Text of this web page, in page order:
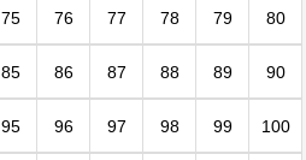
75 76 77 78 79 80
85 86 87 88 89 90
95 96 97 98 99 100